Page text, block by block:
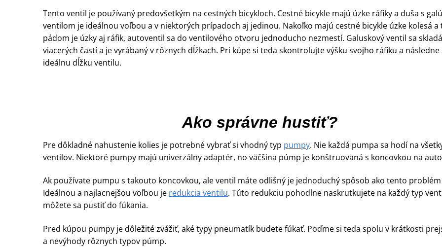
Tento ventil je používaný predovšetkým na cestných bicykloch. Cestné bicykle majú úzke ráfiky a duša s
ventilom je ideálnou voľbou a v niektorých prípadoch aj jedinou. Nakoľko majú cestné bicykle úzke kolesá a
pádom je úzky aj ráfik, autoventil sa do ventilového otvoru jednoducho nezmestí. Galuskový ventil sa
viacerých častí a je vyrábaný v rôznych dĺžkach. Pri kúpe si teda skontrolujte výšku svojho ráfiku a následne
ideálnu dĺžku ventilu.
Ako správne hustiť?
Pre dôkladné nahustenie kolies je potrebné vybrať si vhodný typ pumpy. Nie každá pumpa sa hodí na
ventilov. Niektoré pumpy majú univerzálny adaptér, no väčšina púmp je konštruovaná s koncovkou na
Ak používate pumpu s takouto koncovkou, ale ventil máte odlišný je jednoduchý spôsob ako tento
Ideálnou a najlacnejšou voľbou je redukcia ventilu. Túto redukciu pohodlne naskrutkujete na každý typ
môžete sa pustiť do fúkania.
Pred kúpou pumpy je dôležité zvážiť, aké typy pneumatík budete fúkať. Poďme si teda spolu v krátkosti
a nevýhody rôznych typov púmp.